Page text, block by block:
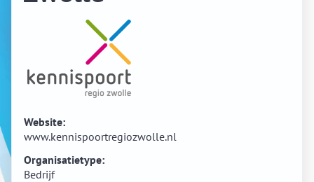
Website:
www.kennispoortregiozwolle.nl
Organisatietype:
Bedrijf